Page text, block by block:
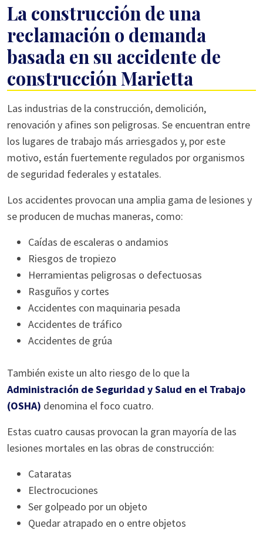
La construcción de una
reclamación o demanda
basada en su accidente de
construcción Marietta
Las industrias de la construcción, demolición,
renovación y afines son peligrosas. Se encuentran entre
los lugares de trabajo más arriesgados y, por este
motivo, están fuertemente regulados por organismos
de seguridad federales y estatales.
Los accidentes provocan una amplia gama de lesiones y
se producen de muchas maneras, como:
Caídas de escaleras o andamios
Riesgos de tropiezo
Herramientas peligrosas o defectuosas
Rasguños y cortes
Accidentes con maquinaria pesada
Accidentes de tráfico
Accidentes de grúa
También existe un alto riesgo de lo que la
Administración de Seguridad y Salud en el Trabajo
(OSHA) denomina el foco cuatro.
Estas cuatro causas provocan la gran mayoría de las
lesiones mortales en las obras de construcción:
Cataratas
Electrocuciones
Ser golpeado por un objeto
Quedar atrapado en o entre objetos